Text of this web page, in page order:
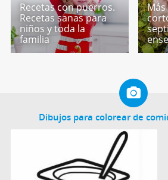
Recetas con puerros.
Recetas sanas para
niños y toda la
familia
Dibujos para colorear de